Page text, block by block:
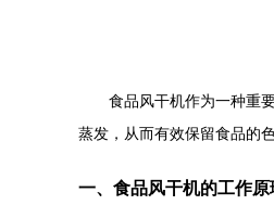
食品风干机作为一种重
蒸发，从而有效保留食品的
一、食品风干机的工作原